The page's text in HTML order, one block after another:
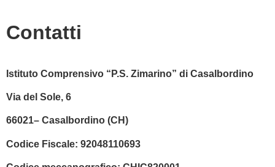
Contatti
Istituto Comprensivo “P.S. Zimarino” di Casalbordino
Via del Sole, 6
66021– Casalbordino (CH)
Codice Fiscale: 92048110693